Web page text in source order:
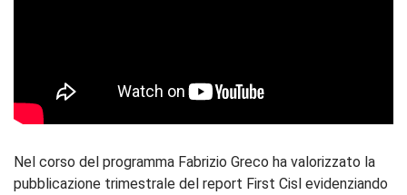
Nel corso del programma Fabrizio Greco ha valorizzato la
pubblicazione trimestrale del report First Cisl evidenziando